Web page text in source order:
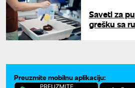
Saveti za
grešku sa
Preuzmite mobilnu aplikaciju: